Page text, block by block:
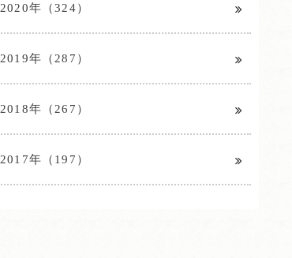
2020年（324）
2019年（287）
2018年（267）
2017年（197）